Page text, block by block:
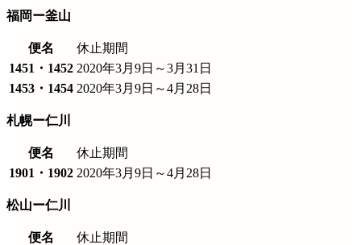
福岡ー釜山
便名
休止期間
1451・1452 2020年3月9日～3月31日
1453・1454 2020年3月9日～4月28日
札幌ー仁川
便名
休止期間
1901・1902 2020年3月9日～4月28日
松山ー仁川
便名
休止期間